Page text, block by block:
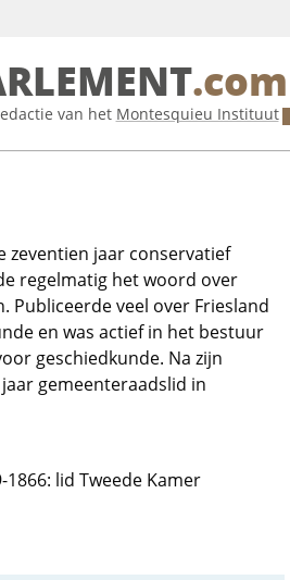
.com
van het Montesquieu Instituut
zeventien jaar conservatief
regelmatig het woord over
Publiceerde veel over Friesland
en was actief in het bestuur
geschiedkunde. Na zijn
gemeenteraadslid in
lid Tweede Kamer